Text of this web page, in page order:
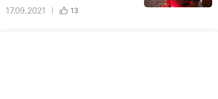
17.09.2021 13